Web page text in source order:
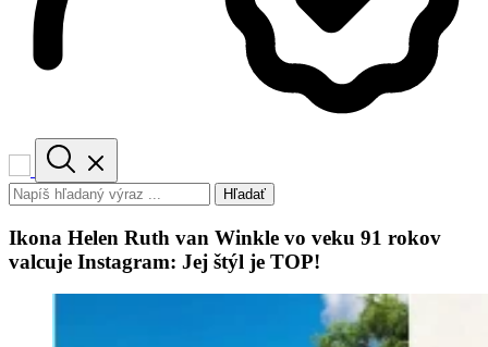
Hľadať
Ikona Helen Ruth van Winkle vo veku 91 rokov
valcuje Instagram: Jej štýl je TOP!